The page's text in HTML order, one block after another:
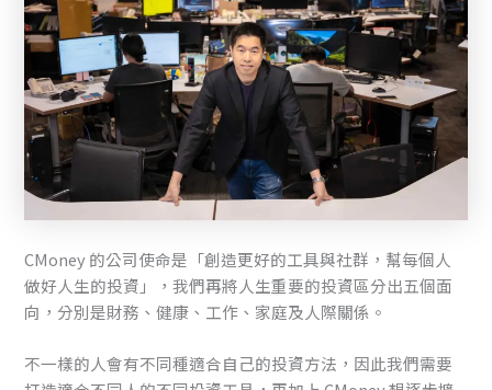
CMoney 的公司使命是「創造更好的工具與社群，幫每個人
做好人生的投資」，我們再將人生重要的投資區分出五個面
向，分別是財務、健康、工作、家庭及人際關係。
不一樣的人會有不同種適合自己的投資方法，因此我們需要